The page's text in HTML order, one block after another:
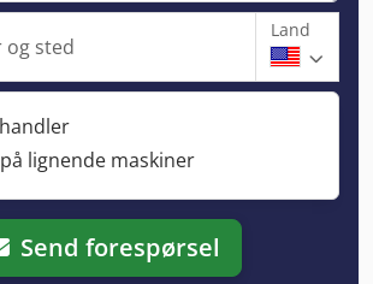
og sted
Land
lignende maskiner
Send forespørsel